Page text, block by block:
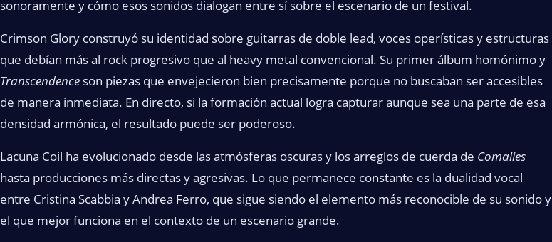
sonoramente y cómo esos sonidos dialogan entre sí sobre el escenario de un festival.
Crimson Glory construyó su identidad sobre guitarras de doble lead, voces operísticas y estructuras
que debían más al rock progresivo que al heavy metal convencional. Su primer álbum homónimo y
Transcendence son piezas que envejecieron bien precisamente porque no buscaban ser accesibles
de manera inmediata. En directo, si la formación actual logra capturar aunque sea una parte de esa
densidad armónica, el resultado puede ser poderoso.
Lacuna Coil ha evolucionado desde las atmósferas oscuras y los arreglos de cuerda de Comalies
hasta producciones más directas y agresivas. Lo que permanece constante es la dualidad vocal
entre Cristina Scabbia y Andrea Ferro, que sigue siendo el elemento más reconocible de su sonido y
el que mejor funciona en el contexto de un escenario grande.